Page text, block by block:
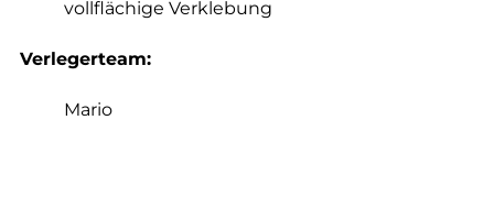
vollflächige Verklebung
Verlegerteam:
Mario